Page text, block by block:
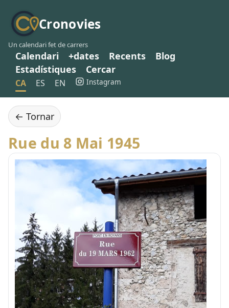
Cronovies
Un calendari fet de carrers
Calendari +dates Recents
Blog
Estadístiques
Cercar
CA ES EN Instagram
← Tornar
Rue du 8 Mai 1945